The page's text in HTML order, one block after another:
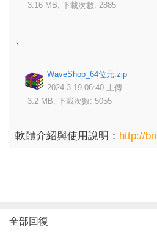
3.16 MB, 下載次數: 2885
、
WaveShop_64位元.zip
2024-3-19 06:40 上傳
3.2 MB, 下載次數: 5055
軟體介紹與使用說明： http://
全部回復